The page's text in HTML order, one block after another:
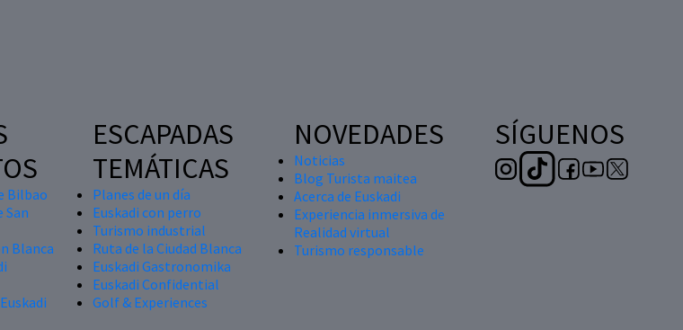
Bilbao
San
Blanca
ESCAPADAS
TEMÁTICAS
Planes de un día
Euskadi con perro
Turismo industrial
Ruta de la Ciudad Blanca
Euskadi Gastronomika
Euskadi Confidential
Golf & Experiences
NOVEDADES
Noticias
Blog Turista maitea
Acerca de Euskadi
Experiencia inmersiva de
Realidad virtual
Turismo responsable
SÍGUENOS